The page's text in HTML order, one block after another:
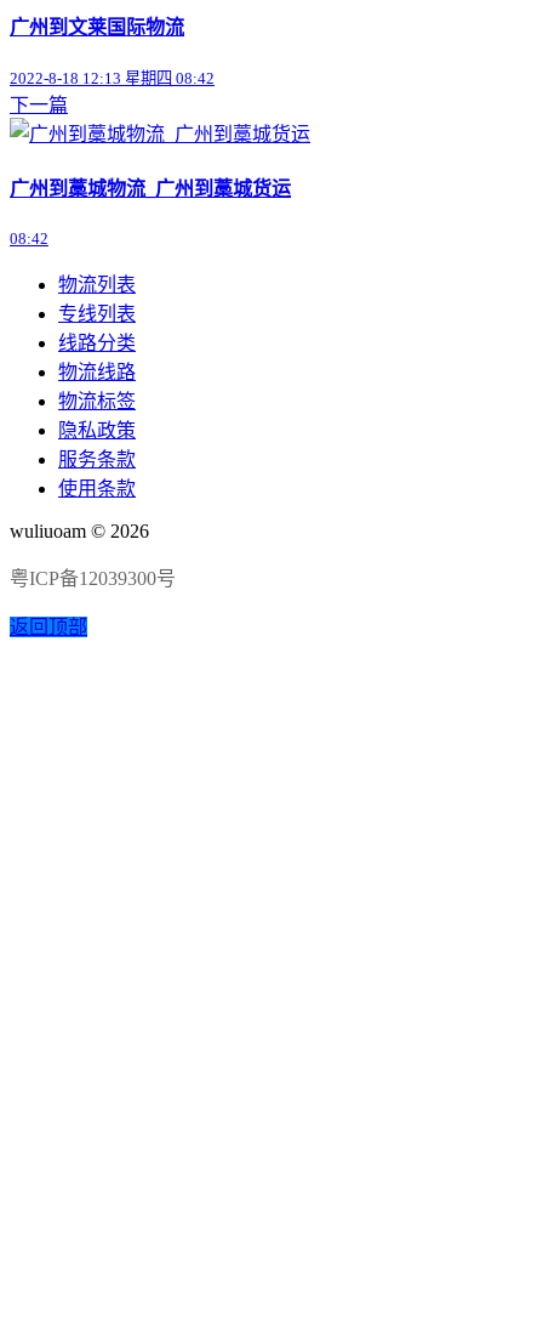
广州到文莱国际物流
2022-8-18 12:13 星期四 08:42
下一篇
广州到藁城物流_广州到藁城货运
08:42
物流列表
专线列表
线路分类
物流线路
物流标签
隐私政策
服务条款
使用条款
wuliuoam © 2026
粤ICP备12039300号
返回顶部